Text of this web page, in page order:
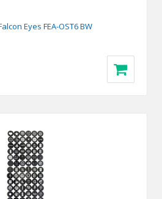
Eyes FEA-OST6 BW